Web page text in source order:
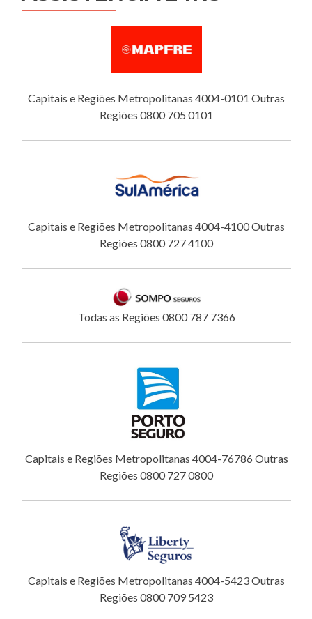
Capitais e Regiões Metropolitanas 4004-0101 Outras
Regiões 0800 705 0101
Capitais e Regiões Metropolitanas 4004-4100 Outras
Regiões 0800 727 4100
Todas as Regiões 0800 787 7366
Capitais e Regiões Metropolitanas 4004-76786 Outras
Regiões 0800 727 0800
Capitais e Regiões Metropolitanas 4004-5423 Outras
Regiões 0800 709 5423